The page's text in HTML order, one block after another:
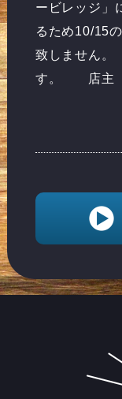
ービレッジ」
るため10/15
致しません。
す。 店主